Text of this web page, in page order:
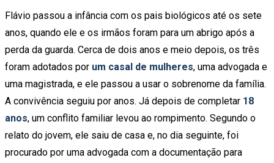
Flávio passou a infância com os pais biológicos até os sete
anos, quando ele e os irmãos foram para um abrigo após a
perda da guarda. Cerca de dois anos e meio depois, os três
foram adotados por um casal de mulheres, uma advogada e
uma magistrada, e ele passou a usar o sobrenome da família.
A convivência seguiu por anos. Já depois de completar 18
anos, um conflito familiar levou ao rompimento. Segundo o
relato do jovem, ele saiu de casa e, no dia seguinte, foi
procurado por uma advogada com a documentação para